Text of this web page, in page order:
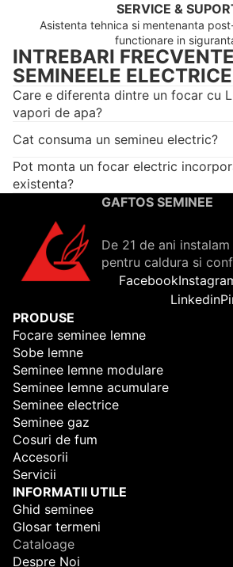
SERVICE &
Asistenta tehnica si mentenanta
functionare in
INTREBARI
SEMINEELE ELECTRICE
Care e diferenta dintre un focar cu
vapori de apa?
Cat consuma un semineu electric?
Pot monta un focar electric
existenta?
GAFTOS SEMINEE
De 21 de ani
pentru caldura si
Facebook
Linkedin
PRODUSE
Focare seminee lemne
Sobe lemne
Seminee lemne modulare
Seminee lemne acumulare
Seminee electrice
Seminee gaz
Cosuri de fum
Accesorii
Servicii
INFORMATII UTILE
Ghid seminee
Glosar termeni
Cataloage
Despre Noi